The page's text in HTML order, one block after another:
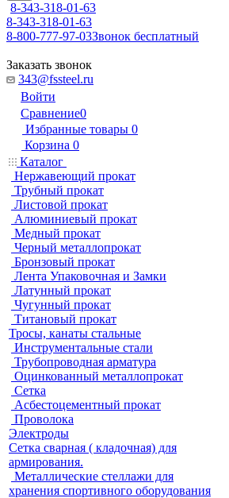
8-343-318-01-63
8-343-318-01-63
8-800-777-97-03Звонок бесплатный
Заказать звонок
343@fssteel.ru
Войти
Сравнение0
Избранные товары 0
Корзина 0
Каталог
Нержавеющий прокат
Трубный прокат
Листовой прокат
Алюминиевый прокат
Медный прокат
Черный металлопрокат
Бронзовый прокат
Лента Упаковочная и Замки
Латунный прокат
Чугунный прокат
Титановый прокат
Тросы, канаты стальные
Инструментальные стали
Трубопроводная арматура
Оцинкованный металлопрокат
Сетка
Асбестоцементный прокат
Проволока
Электроды
Сетка сварная ( кладочная) для
армирования.
Металлические стеллажи для
хранения спортивного оборудования